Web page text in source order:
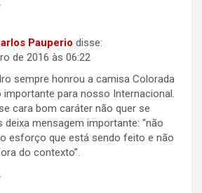
Pauperio disse:
de 2016 às 06:22
sempre honrou a camisa Colorada
para nosso Internacional.
cara bom caráter não quer se
deixa mensagem importante: “não
esforço que está sendo feito e não
do contexto”.